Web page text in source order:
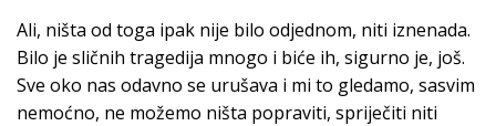
Ali, ništa od toga ipak nije bilo odjednom, niti iznenada.
Bilo je sličnih tragedija mnogo i biće ih, sigurno je, još.
Sve oko nas odavno se urušava i mi to gledamo, sasvim
nemoćno, ne možemo ništa popraviti, spriječiti niti